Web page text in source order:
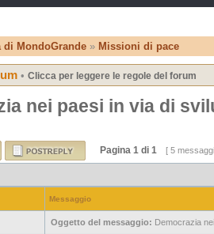
di MondoGrande » Missioni di pace
• Clicca per leggere le regole del forum
nei paesi in via di
Pagina 1 di 1 [ 5
Messaggio
Oggetto del messaggio: Democrazia